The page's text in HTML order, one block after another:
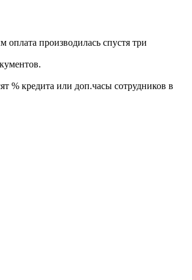
производилась спустя три
% кредита или доп.часы сотрудников в